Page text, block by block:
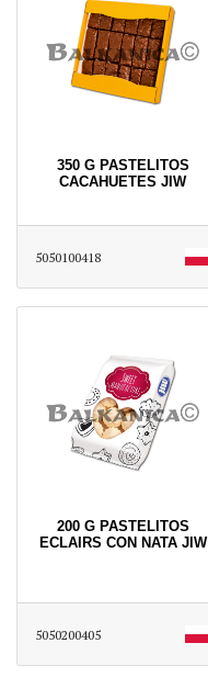
350 G PASTELITOS
CACAHUETES JIW
5050100418
200 G PASTELITOS
ECLAIRS CON NATA JIW
5050200405